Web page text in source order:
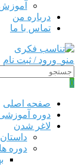
درباره من
تماس با ما
منو ورود / ثبت نام
0
صفحه اصلی
دوره‌
لاغر شدن
دوره